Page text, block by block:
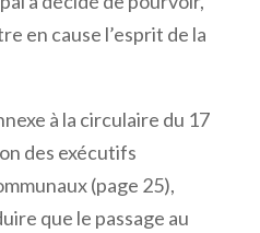
en cause l’esprit de la
à la circulaire du 17
des exécutifs
(page 25),
que le passage au